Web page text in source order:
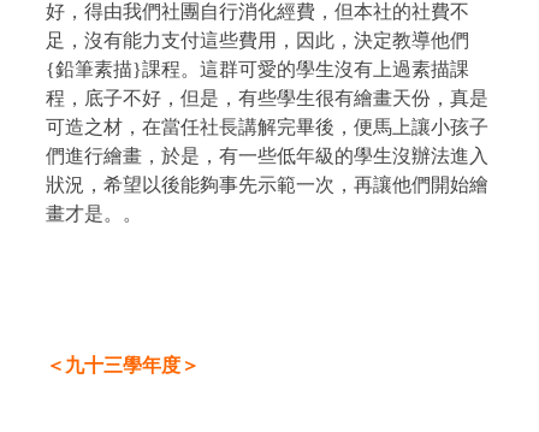
好，得由我們社團自行消化經費，但本社的社費不
足，沒有能力支付這些費用，因此，決定教導他們
{鉛筆素描}課程。這群可愛的學生沒有上過素描課
程，底子不好，但是，有些學生很有繪畫天份，真是
可造之材，在當任社長講解完畢後，便馬上讓小孩子
們進行繪畫，於是，有一些低年級的學生沒辦法進入
狀況，希望以後能夠事先示範一次，再讓他們開始繪
畫才是。。
＜九十三學年度＞